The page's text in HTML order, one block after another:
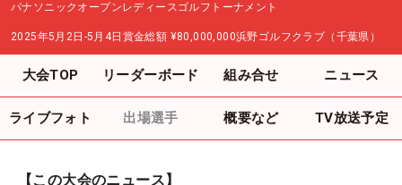
パナソニックオープンレディースゴルフトーナメント
2025年5月2日-5月4日 賞金総額 ¥80,000,000浜野ゴルフクラブ（千葉県）
大会TOP リーダーボード 組み合せ ニュース
ライブフォト 出場選手 概要など TV放送予定
【この大会のニュース】